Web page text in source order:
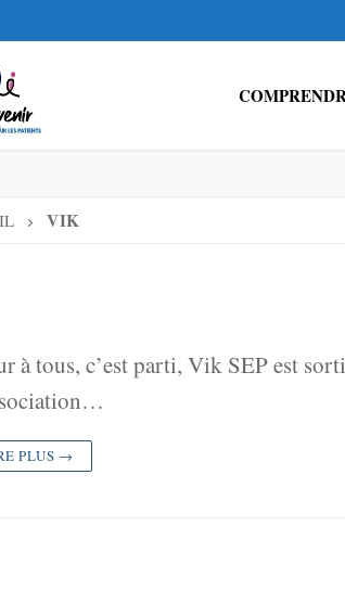
VIK
à tous, c’est parti, Vik SEP est
PLUS →